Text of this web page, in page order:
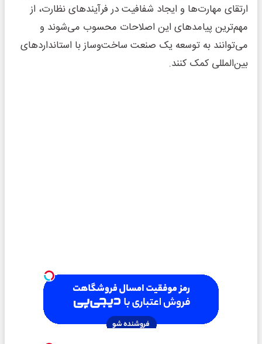
ارتقای مهارت‌ها و ایجاد شفافیت در فرآیندهای نظارت، از
مهم‌ترین پیامدهای این اصلاحات محسوب می‌شوند و
می‌توانند به توسعه یک صنعت ساخت‌وساز با استانداردهای
بین‌المللی کمک کنند.